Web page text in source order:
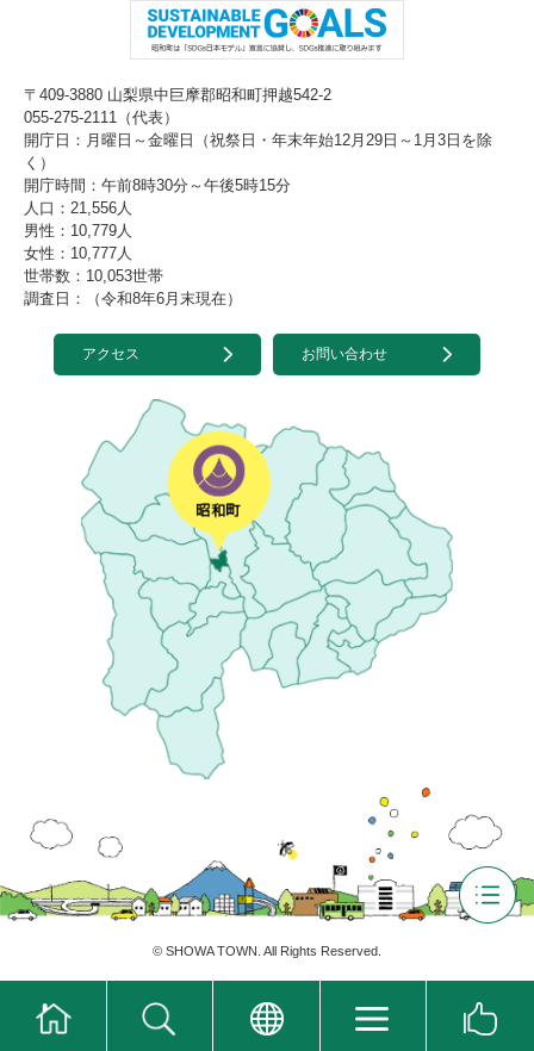
〒409-3880 山梨県中巨摩郡昭和町押越542-2
055-275-2111（代表）
開庁日：月曜日～金曜日（祝祭日・年末年始12月29日～1月3日を除
く）
開庁時間：午前8時30分～午後5時15分
人口：21,556人
男性：10,779人
女性：10,777人
世帯数：10,053世帯
調査日：（令和8年6月末現在）
アクセス お問い合わせ
© SHOWA TOWN . All Rights Reserved.